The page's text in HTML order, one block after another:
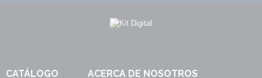
CATÁLOGO ACERCA DE NOSOTROS